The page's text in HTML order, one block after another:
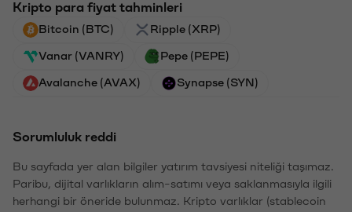
Kripto para fiyat tahminleri
Bitcoin (BTC) Ripple (XRP)
Vanar (VANRY) Pepe (PEPE)
Avalanche (AVAX) Synapse (SYN)
Sorumluluk reddi
Bu sayfada yer alan bilgiler yatırım tavsiyesi niteliği taşımaz.
Paribu, dijital varlıkların alım-satımı veya saklanmasıyla ilgili
herhangi bir öneride bulunmaz. Kripto varlıklar (stablecoin